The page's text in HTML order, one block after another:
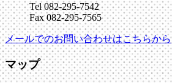
Tel 082-295-7542
Fax 082-295-7565
メールでのお問い合わせはこちらから
マップ